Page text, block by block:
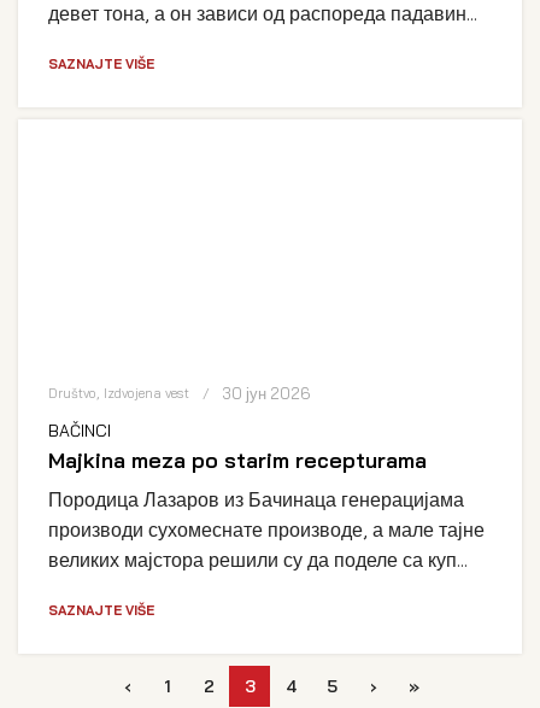
девет тона, а он зависи од распореда падавин...
SAZNAJTE VIŠE
Društvo Izdvojena vest 30 јун 2026
BAČINCI
Majkina meza po starim recepturama
Породица Лазаров из Бачинаца генерацијама
производи сухомеснате производе, а мале тајне
великих мајстора решили су да поделе са куп...
SAZNAJTE VIŠE
‹ 1 2 3 4 5 › »